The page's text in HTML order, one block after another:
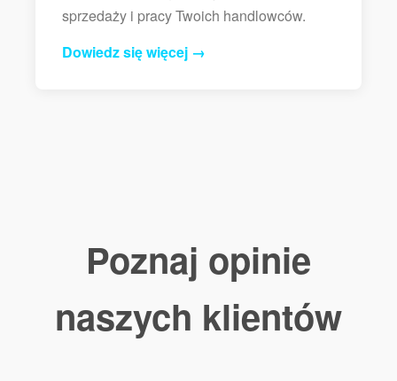
sprzedaży i pracy Twoich handlowców.
Dowiedz się więcej →
Poznaj opinie
naszych klientów